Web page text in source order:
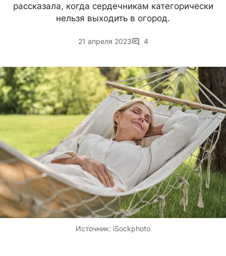
рассказала, когда сердечникам категорически
нельзя выходить в огород.
21 апреля 2023 4
Источник: iSockphoto